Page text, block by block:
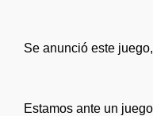
Se anunció este
Estamos ante un